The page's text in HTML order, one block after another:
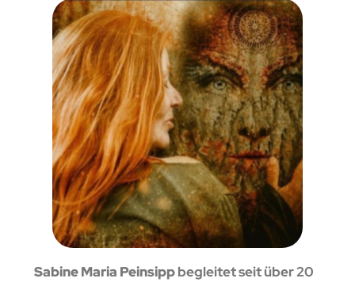
Sabine Maria Peinsippbegleitet seit über 20